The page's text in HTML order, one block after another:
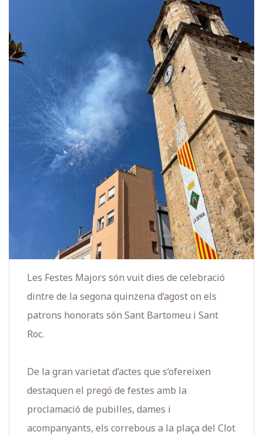
Les Festes Majors són vuit dies de celebració
dintre de la segona quinzena d’agost on els
patrons honorats són Sant Bartomeu i Sant
Roc.
De la gran varietat d’actes que s’ofereixen
destaquen el pregó de festes amb la
proclamació de pubilles, dames i
acompanyants, els correbous a la plaça del Clot